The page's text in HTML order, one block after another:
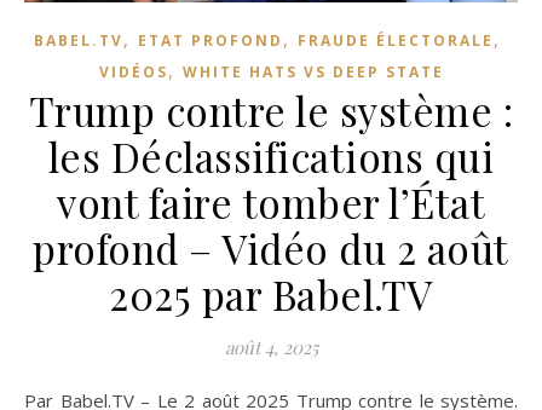
BABEL.TV, ETAT PROFOND , FRAUDE ÉLECTORALE ,
VIDÉOS, WHITE HATS VS DEEP STATE
Trump contre le système :
les Déclassifications qui
vont faire tomber l’État
profond – Vidéo du 2 août
2025 par Babel.TV
août 4, 2025
Par Babel.TV – Le 2 août 2025 Trump contre le système.